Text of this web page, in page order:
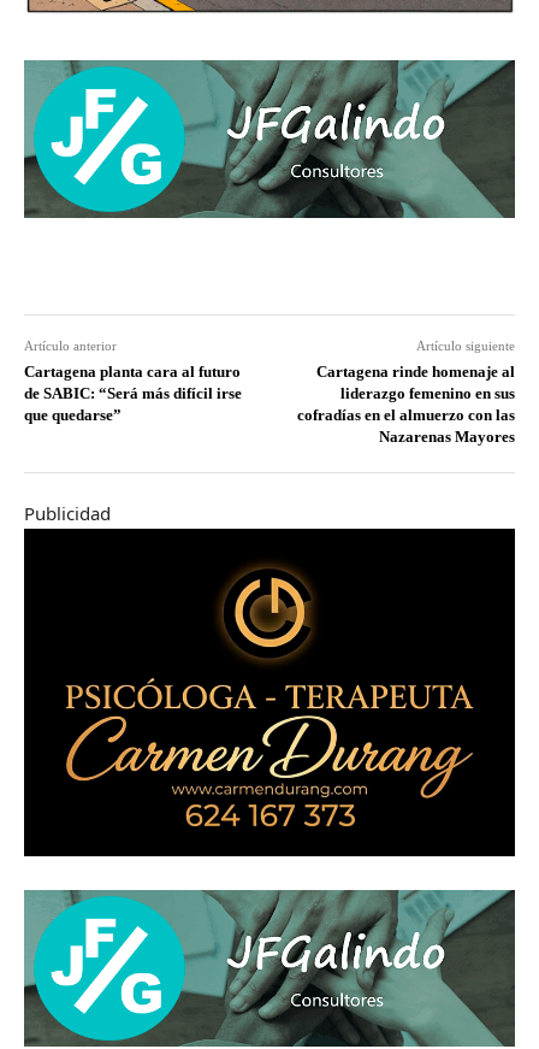
Artículo anterior
Cartagena planta cara al futuro
de SABIC: “Será más difícil irse
que quedarse”
Artículo siguiente
Cartagena rinde homenaje al
liderazgo femenino en sus
cofradías en el almuerzo con las
Nazarenas Mayores
Publicidad